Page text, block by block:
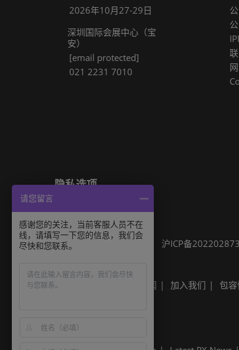
2026年10月27-29日
深圳国际会展中心（宝
安）
[email protected]
021 2231 7010
隐私选项
Cookie政策
展会信息
可持续发展 沪ICP备
Built by RX
其他励展展会 励展新闻 加入我们 包
Built by RX
请您留言
感谢您的关注，当前客服人员不在
线，请填写一下您的信息，我们会
尽快和您联系。